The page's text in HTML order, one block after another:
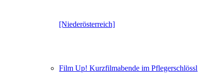
[Niederösterreich]
Film Up! Kurzfilmabende im Pflegerschlössl